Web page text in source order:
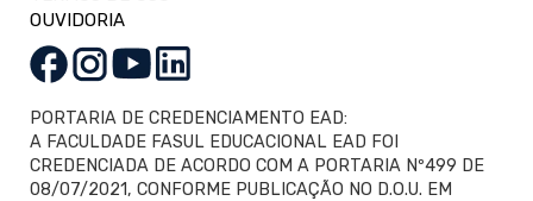
OUVIDORIA
PORTARIA DE CREDENCIAMENTO EAD:
A FACULDADE FASUL EDUCACIONAL EAD FOI
CREDENCIADA DE ACORDO COM A PORTARIA Nº499 DE
08/07/2021, CONFORME PUBLICAÇÃO NO D.O.U. EM